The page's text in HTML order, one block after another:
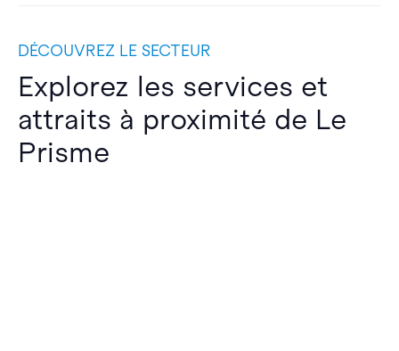
DÉCOUVREZ LE SECTEUR
Explorez les services et
attraits à proximité de Le
Prisme